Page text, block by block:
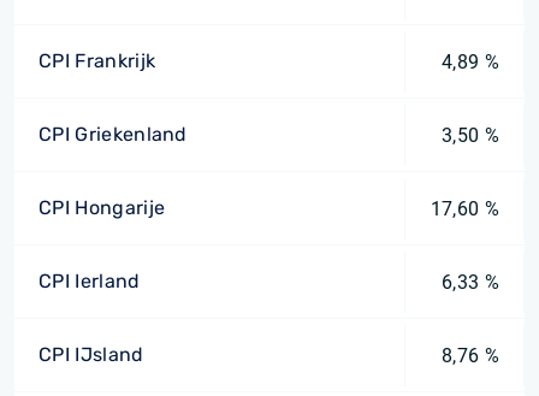
CPI Frankrijk 4,89 %
CPI Griekenland 3,50 %
CPI Hongarije 17,60 %
CPI Ierland 6,33 %
CPI IJsland 8,76 %